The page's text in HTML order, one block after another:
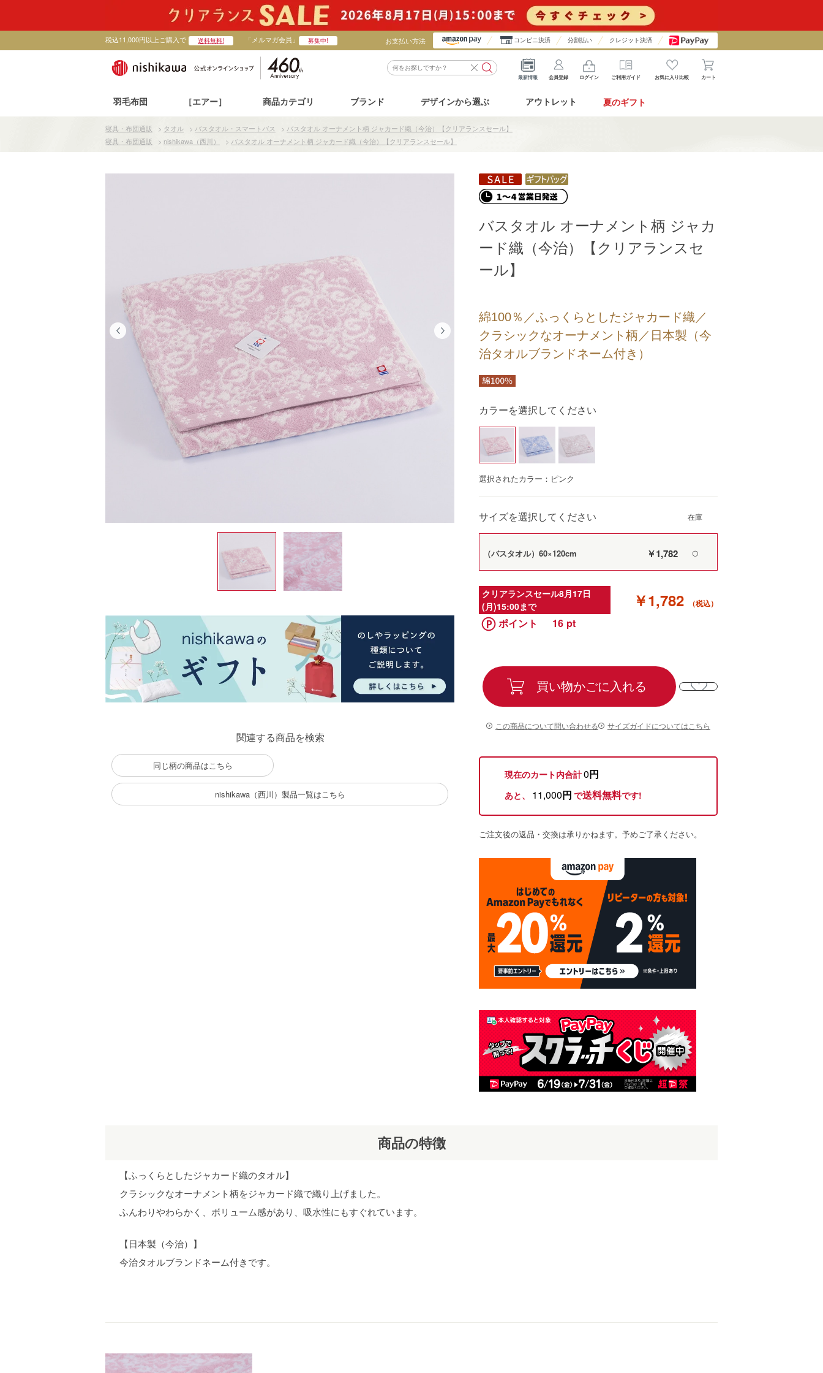
税込11,000円以上ご購入で 送料無料! 「メルマガ会員」 募集中! お支払い方法 コンビニ決済 分割払い クレジット決済
最新情報 会員登録 ログイン ご利用ガイド お気に入り比較 カート
羽毛布団 ［エアー］ 商品カテゴリ ブランド デザインから選ぶ アウトレット 夏のギフト
寝具・布団通販 > タオル > バスタオル・スマートバス > バスタオル オーナメント柄 ジャカード織（今治）【クリアランスセール】
寝具・布団通販
> nishikawa（西川） > バスタオル オーナメント柄 ジャカード織（今治）【クリアランスセール】
関連する商品を検索
同じ柄の商品はこちら
nishikawa（西川）製品一覧はこちら
綿100％／ふっくらとしたジャカード織／
クラシックなオーナメント柄／日本製（今
治タオルブランドネーム付き）
バスタオル オーナメント柄 ジャカ
ード織（今治）【クリアランスセ
ール】
クリアランスセール8月17日
(月)15:00まで
￥1,782
ポイント 16
現在のカート内合計0円
あと、 11,000円 で送料無料です!
カラーを選択してください
選択されたカラー：ピンク
サイズを選択してください
（バスタオル）60×120cm ￥1,782 〇
買い物かごに入れる
この商品について問い合わせる サイズガイドについてはこちら
ご注文後の返品・交換は承りかねます。予めご了承ください。
商品の特徴
【ふっくらとしたジャカード織のタオル】
クラシックなオーナメント柄をジャカード織で織り上げました。
ふんわりやわらかく、ボリューム感があり、吸水性にもすぐれています。
【日本製（今治）】
今治タオルブランドネーム付きです。